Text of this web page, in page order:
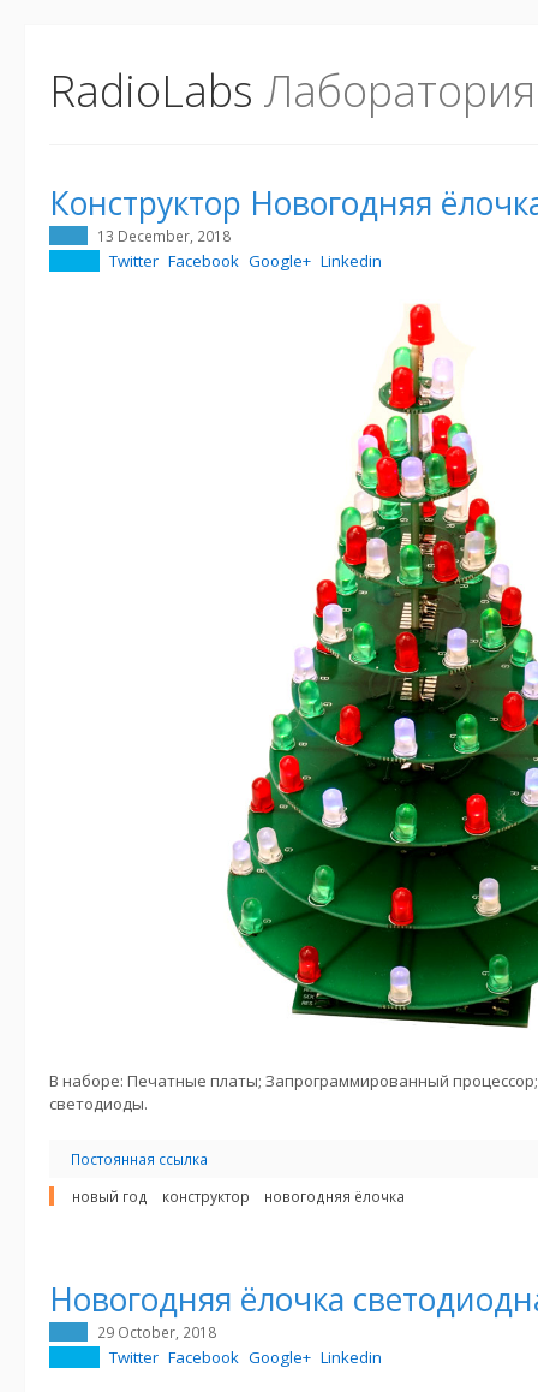
RadioLabs
Конструктор Новогодняя
13 December, 2018
Twitter Facebook Google+ Linkedin
В наборе: Печатные платы; Запрограммированный процессор;
светодиоды.
Постоянная ссылка
новый год
конструктор новогодняя ёлочка
Новогодняя ёлочка
29 October, 2018
Twitter Facebook Google+ Linkedin